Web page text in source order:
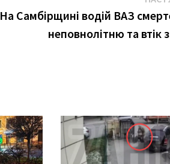
На Самбірщині водій ВАЗ
неповнолітню та втік